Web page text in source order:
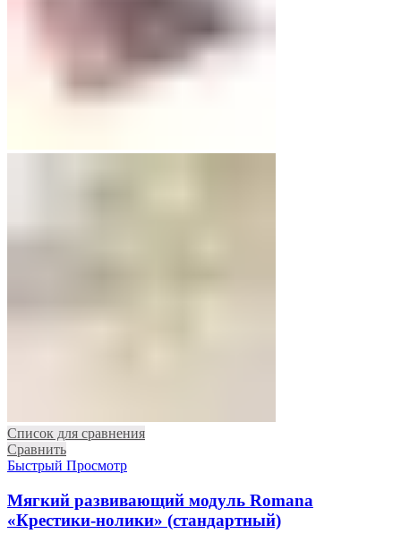
Список для сравнения
Сравнить
Быстрый Просмотр
Мягкий развивающий модуль Romana
«Крестики-нолики» (стандартный)